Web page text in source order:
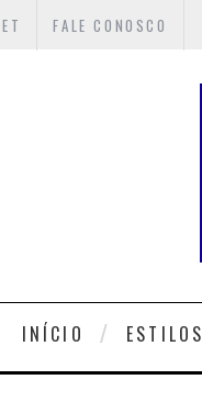
FALE CONOSCO
INÍCIO ESTILOS